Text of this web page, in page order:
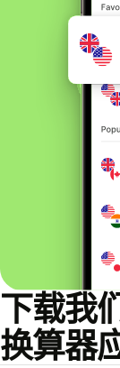
下载我
换算器